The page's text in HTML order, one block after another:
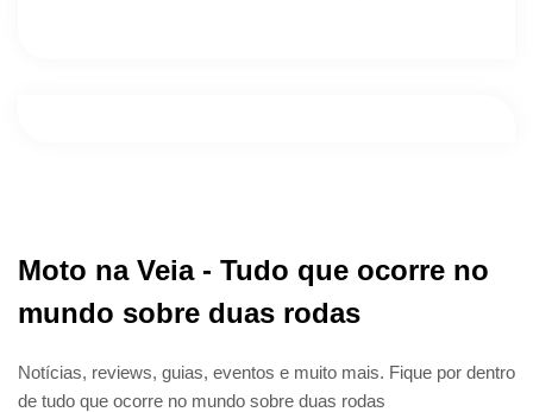
Moto na Veia - Tudo que ocorre no
mundo sobre duas rodas
Notícias, reviews, guias, eventos e muito mais. Fique por dentro
de tudo que ocorre no mundo sobre duas rodas